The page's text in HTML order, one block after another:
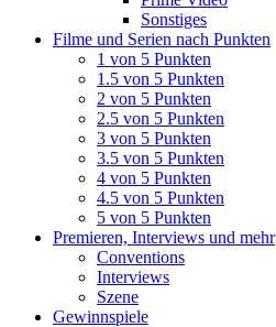
Sonstiges
Filme und Serien nach Punkten
1 von 5 Punkten
1.5 von 5 Punkten
2 von 5 Punkten
2.5 von 5 Punkten
3 von 5 Punkten
3.5 von 5 Punkten
4 von 5 Punkten
4.5 von 5 Punkten
5 von 5 Punkten
Premieren, Interviews und mehr
Conventions
Interviews
Szene
Gewinnspiele